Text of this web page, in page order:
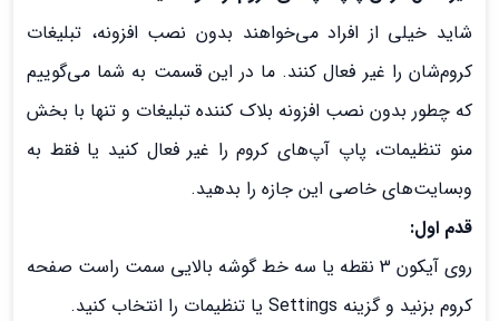
شاید خیلی از افراد می‌خواهند بدون نصب افزونه، تبلیغات
کروم‌شان را غیر فعال کنند. ما در این قسمت به شما می‌گوییم
که چطور بدون نصب افزونه بلاک کننده تبلیغات و تنها با بخش
منو تنظیمات، پاپ آپ‌های کروم را غیر فعال کنید یا فقط به
وبسایت‌های خاصی این جازه را بدهید.
قدم اول:
روی آیکون 3 نقطه یا سه خط گوشه بالایی سمت راست صفحه
کروم بزنید و گزینه Settings یا تنظیمات را انتخاب کنید.